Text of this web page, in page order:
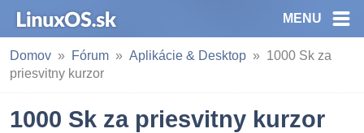
MENU
Domov Fórum Aplikácie & Desktop
1000 Sk za
priesvitny kurzor
1000 Sk za priesvitny kurzor